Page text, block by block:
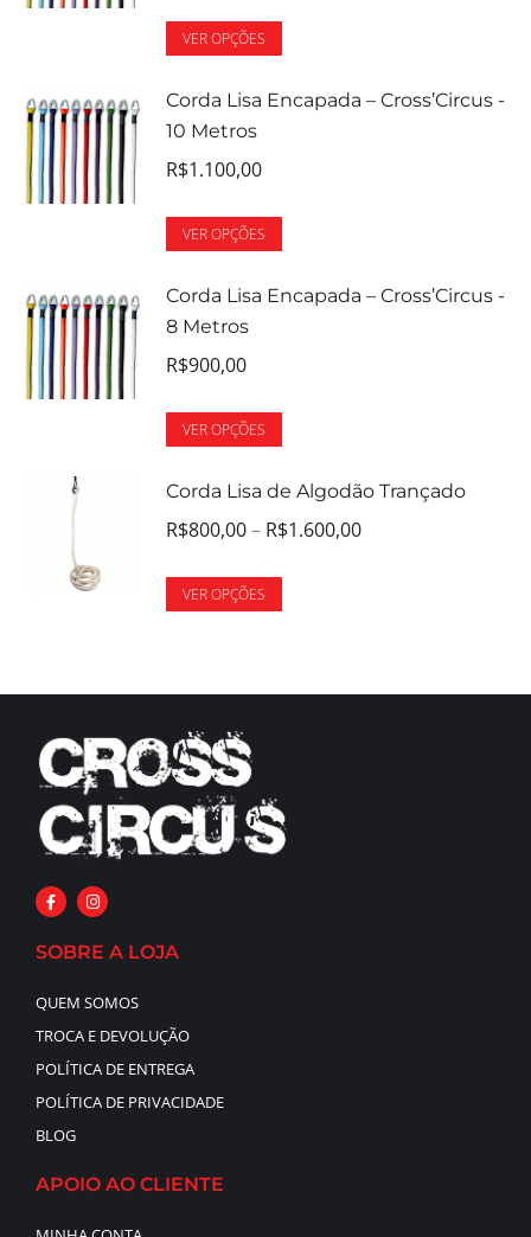
VER OPÇÕES
Corda Lisa Encapada – Cross’Circus -
10 Metros
R$1.100,00
VER OPÇÕES
Corda Lisa Encapada – Cross’Circus -
8 Metros
R$900,00
VER OPÇÕES
Corda Lisa de Algodão Trançado
R$800,00– R$1.600,00
VER OPÇÕES
SOBRE A LOJA
QUEM SOMOS
TROCA E DEVOLUÇÃO
POLÍTICA DE ENTREGA
POLÍTICA DE PRIVACIDADE
BLOG
APOIO AO CLIENTE